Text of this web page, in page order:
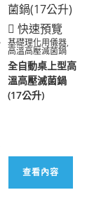
快速預覽
基礎理化用儀器,
高溫高壓滅菌鍋
全自動桌上型高
溫高壓滅菌鍋
(17公升)
查看內容